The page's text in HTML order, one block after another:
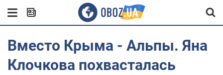
Вместо Крыма - Альпы. Яна
Клочкова похвасталась